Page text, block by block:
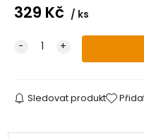
329 Kč ks
Sledovat produkt